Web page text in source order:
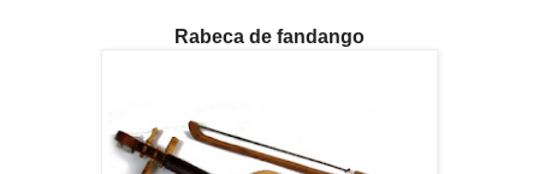
Rabeca de fandango